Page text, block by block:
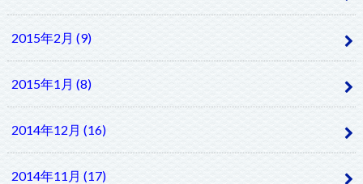
2015年2月 (9)
2015年1月 (8)
2014年12月 (16)
2014年11月 (17)